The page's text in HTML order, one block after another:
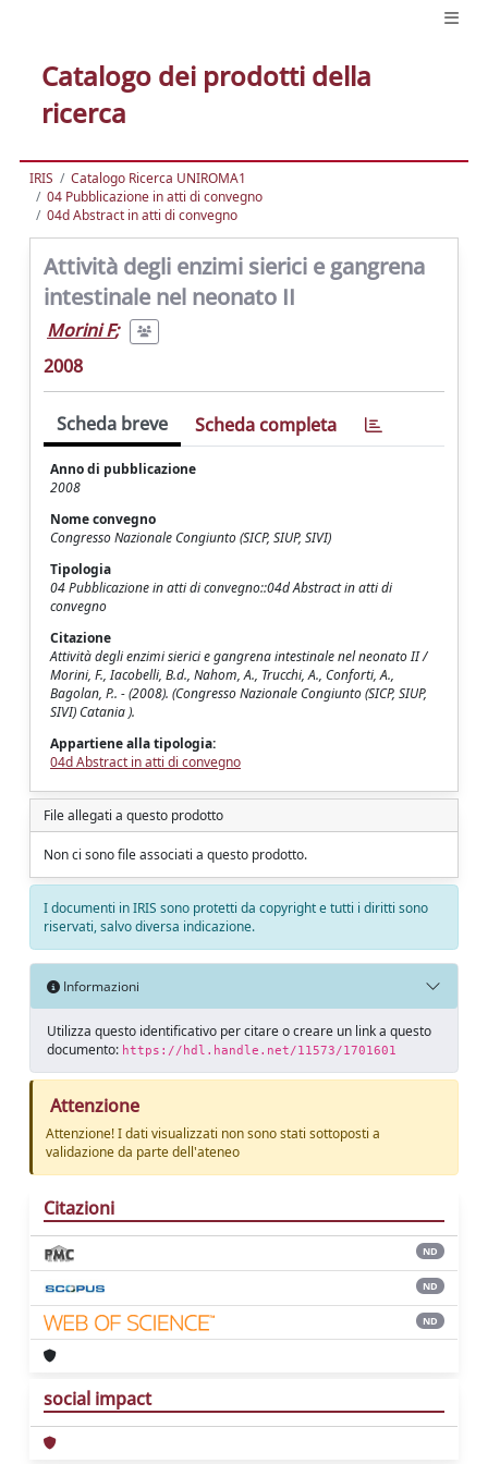
Catalogo dei prodotti della
ricerca
IRIS
Catalogo Ricerca UNIROMA1
04 Pubblicazione in atti di convegno
04d Abstract in atti di convegno
Attività degli enzimi sierici e gangrena
intestinale nel neonato II
Morini F;
2008
Scheda breve Scheda completa
Anno di pubblicazione
2008
Nome convegno
Congresso Nazionale Congiunto (SICP, SIUP, SIVI)
Tipologia
04 Pubblicazione in atti di convegno::04d Abstract in atti di
convegno
Citazione
Attività degli enzimi sierici e gangrena intestinale nel neonato II /
Morini, F., Iacobelli, B.d., Nahom, A., Trucchi, A., Conforti, A.,
Bagolan, P.. - (2008). (Congresso Nazionale Congiunto (SICP, SIUP,
SIVI) Catania ).
Appartiene alla tipologia:
04d Abstract in atti di convegno
File allegati a questo prodotto
Non ci sono file associati a questo prodotto.
I documenti in IRIS sono protetti da copyright e tutti i diritti sono
riservati, salvo diversa indicazione.
Informazioni
Utilizza questo identificativo per citare o creare un link a questo
documento: https://hdl.handle.net/11573/1701601
Attenzione
Attenzione! I dati visualizzati non sono stati sottoposti a
validazione da parte dell'ateneo
Citazioni
ND
ND
ND
social impact